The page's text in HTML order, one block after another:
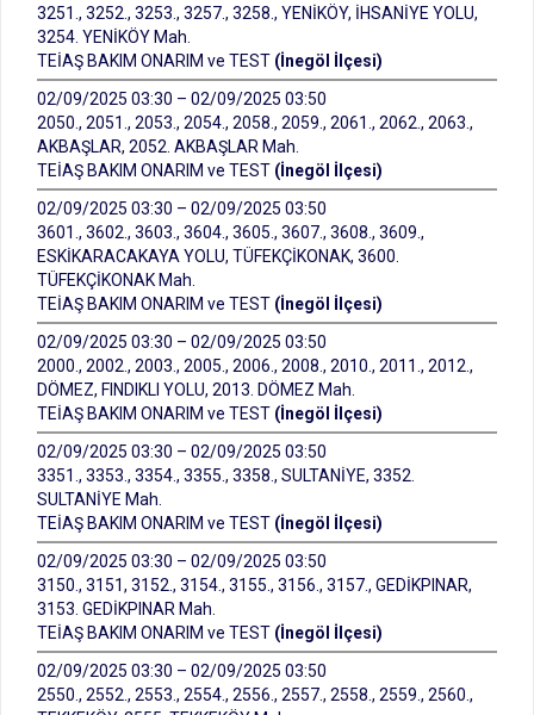
3251., 3252., 3253., 3257., 3258., YENİKÖY, İHSANİYE YOLU,
3254. YENİKÖY Mah.
TEİAŞ BAKIM ONARIM ve TEST (İnegöl İlçesi)
02/09/2025 03:30 – 02/09/2025 03:50
2050., 2051., 2053., 2054., 2058., 2059., 2061., 2062., 2063.,
AKBAŞLAR, 2052. AKBAŞLAR Mah.
TEİAŞ BAKIM ONARIM ve TEST (İnegöl İlçesi)
02/09/2025 03:30 – 02/09/2025 03:50
3601., 3602., 3603., 3604., 3605., 3607., 3608., 3609.,
ESKİKARACAKAYA YOLU, TÜFEKÇİKONAK, 3600.
TÜFEKÇİKONAK Mah.
TEİAŞ BAKIM ONARIM ve TEST (İnegöl İlçesi)
02/09/2025 03:30 – 02/09/2025 03:50
2000., 2002., 2003., 2005., 2006., 2008., 2010., 2011., 2012.,
DÖMEZ, FINDIKLI YOLU, 2013. DÖMEZ Mah.
TEİAŞ BAKIM ONARIM ve TEST (İnegöl İlçesi)
02/09/2025 03:30 – 02/09/2025 03:50
3351., 3353., 3354., 3355., 3358., SULTANİYE, 3352.
SULTANİYE Mah.
TEİAŞ BAKIM ONARIM ve TEST (İnegöl İlçesi)
02/09/2025 03:30 – 02/09/2025 03:50
3150., 3151, 3152., 3154., 3155., 3156., 3157., GEDİKPINAR,
3153. GEDİKPINAR Mah.
TEİAŞ BAKIM ONARIM ve TEST (İnegöl İlçesi)
02/09/2025 03:30 – 02/09/2025 03:50
2550., 2552., 2553., 2554., 2556., 2557., 2558., 2559., 2560.,